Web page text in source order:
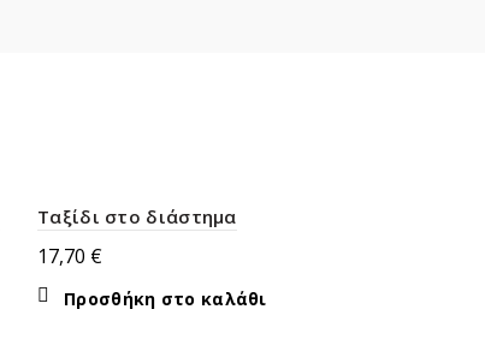
Ταξίδι στο διάστημα
17,70 €
Προσθήκη στο καλάθι